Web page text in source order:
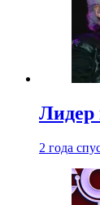
Лидер
2 года